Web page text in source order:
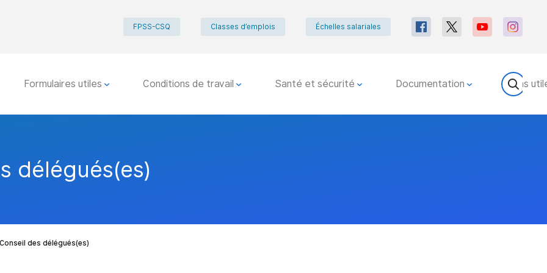
FPSS-CSQ Classes d’emplois Échelles salariales
Formulaires utiles Conditions de travail Santé et sécurité Documentation Liens
délégués(es)
Conseil des délégués(es)